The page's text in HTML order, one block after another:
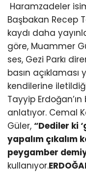
Haramzadeler
Başbakan Recep
kaydı daha
göre, Muammer
ses, Gezi Parkı
basın açıklaması
kendilerine
Tayyip
anlatıyor. Cemal
Güler, “Dediler ki
yapalım çıkalım
peygamber
kullanıyor.